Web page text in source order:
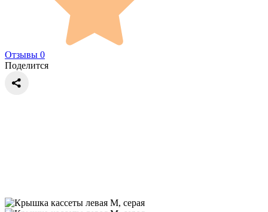
Отзывы 0
Поделится